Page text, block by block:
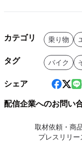
カテゴリ 乗り物
タグ バイク
シェア
配信企業へのお問い
取材依頼・商
プレスリリー